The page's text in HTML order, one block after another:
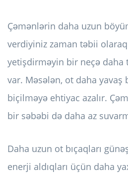
Çəmənlərin daha uzun
verdiyiniz zaman təbii
yetişdirməyin bir neçə daha
var. Məsələn, ot daha yavaş
biçilməyə ehtiyac azalır.
bir səbəbi də daha az
Daha uzun ot bıçaqları
enerji aldıqları üçün daha